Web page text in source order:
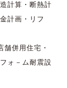
計算・断熱計
計画・リフ
舗併用住宅・
ォ－ム耐震設